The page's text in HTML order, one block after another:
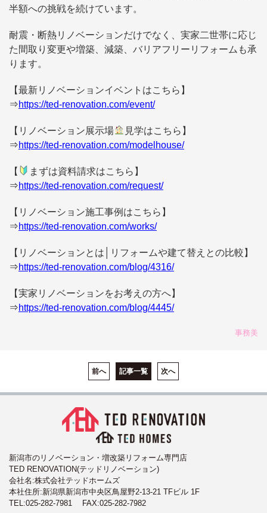
半額への挑戦を続けています。
耐震・断熱リノベーションだけでなく、実家二世帯に応じ
た間取り変更や増築、減築、バリアフリーリフォームも承
ります。
【最新リノベーションイベントはこちら】
⇒https://ted-renovation.com/event/
【リノベーション展示場
見学はこちら】
⇒https://ted-renovation.com/modelhouse/
【
まずは資料請求はこちら】
⇒https://ted-renovation.com/request/
【リノベーション施工事例はこちら】
⇒https://ted-renovation.com/works/
【リノベーションとは│リフォームや建て替えとの比較】
⇒https://ted-renovation.com/blog/4316/
【実家リノベーションをお考えの方へ】
⇒https://ted-renovation.com/blog/4445/
事務美
前へ 記事一覧 次へ
新潟市のリノベーション・増改築リフォーム専門店
TED RENOVATION(テッドリノベーション)
会社名:株式会社テッドホームズ
本社住所:新潟県新潟市中央区鳥屋野2-13-21 TFビル 1F
TEL:025-282-7981 FAX:025-282-7982